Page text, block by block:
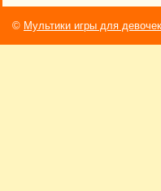
© Мультики игры для